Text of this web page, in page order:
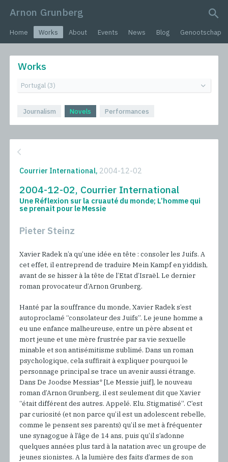
Arnon Grunberg
Home Works About Events News Blog Genootschap
Works
Journalism Novels Performances
Courrier International, 2004-12-02
2004-12-02, Courrier International
Une Réflexion sur la cruauté du monde; L’homme qui
se prenait pour le Messie
Pieter Steinz
Xavier Radek n’a qu’une idée en tête : consoler les Juifs. A
cet effet, il entreprend de traduire Mein Kampf en yiddish,
avant de se hisser à la tête de l’Etat d’Israël. Le dernier
roman provocateur d’Arnon Grunberg.
Hanté par la souffrance du monde, Xavier Radek s’est
autoproclamé “consolateur des Juifs”. Le jeune homme a
eu une enfance malheureuse, entre un père absent et
mort jeune et une mère frustrée par sa vie sexuelle
minable et son antisémitisme sublimé. Dans un roman
psychologique, cela suffirait à expliquer pourquoi le
personnage principal se trace un avenir aussi étrange.
Dans De Joodse Messias* [Le Messie juif], le nouveau
roman d’Arnon Grunberg, il est seulement dit que Xavier
“était différent des autres. Appelé. Elu. Stigmatisé”. C’est
par curiosité (et non parce qu’il est un adolescent rebelle,
comme le pensent ses parents) qu’il se met à fréquenter
une synagogue à l’âge de 14 ans, puis qu’il s’adonne
quelques années plus tard à la natation avec un groupe de
jeunes sionistes. A la lumière des faits d’armes de son